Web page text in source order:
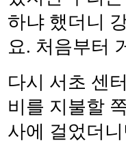
하냐 했더니
요. 처음부터
다시 서초 센
비를 지불할
사에 걸었더